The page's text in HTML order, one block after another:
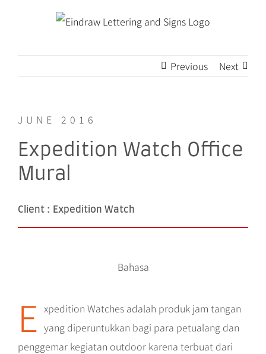
Previous
Next
JUNE 2016
Expedition Watch Office
Mural
Client : Expedition Watch
Bahasa
E xpedition Watches adalah produk jam tangan
yang diperuntukkan bagi para petualang dan
penggemar kegiatan outdoor karena terbuat dari